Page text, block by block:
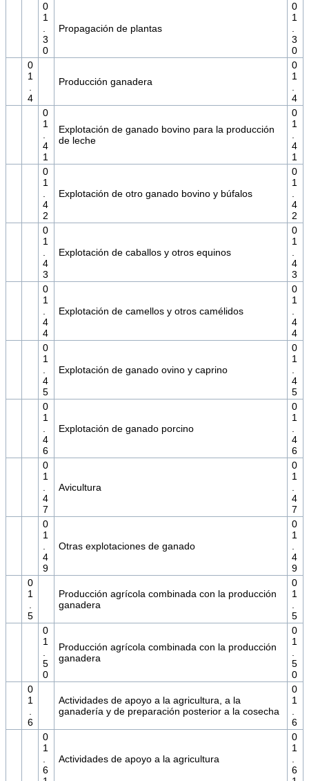
0
1
.
3
0
Propagación de plantas
0
1
.
3
0
0
1
.
4
Producción ganadera
0
1
.
4
0
1
.
4
1
Explotación de ganado bovino para la producción
de leche
0
1
.
4
1
0
1
.
4
2
Explotación de otro ganado bovino y búfalos
0
1
.
4
2
0
1
.
4
3
Explotación de caballos y otros equinos
0
1
.
4
3
0
1
.
4
4
Explotación de camellos y otros camélidos
0
1
.
4
4
0
1
.
4
5
Explotación de ganado ovino y caprino
0
1
.
4
5
0
1
.
4
6
Explotación de ganado porcino
0
1
.
4
6
0
1
.
4
7
Avicultura
0
1
.
4
7
0
1
.
4
9
Otras explotaciones de ganado
0
1
.
4
9
0
1
.
5
Producción agrícola combinada con la producción
ganadera
0
1
.
5
0
1
.
5
0
Producción agrícola combinada con la producción
ganadera
0
1
.
5
0
0
1
.
6
Actividades de apoyo a la agricultura, a la
ganadería y de preparación posterior a la cosecha
0
1
.
6
0
1
.
6
Actividades de apoyo a la agricultura
0
1
.
6